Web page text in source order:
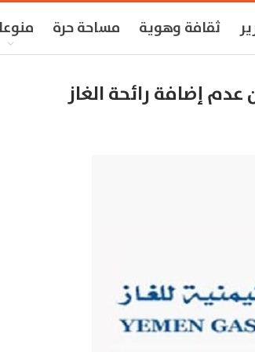
ثقافة وهوية مساحة حرة
إضافة رائحة الغاز